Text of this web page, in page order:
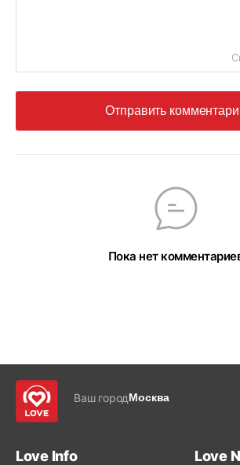
Отправить
Пока нет
Ваш городМосква
Love Info Love